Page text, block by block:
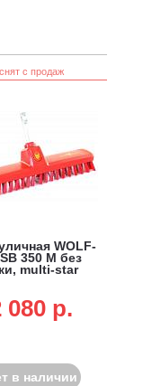
снят с продаж
WOLF-
350 M без
multi-star
080 p.
в наличии